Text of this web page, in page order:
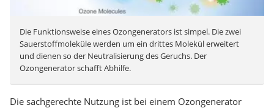
Die Funktionsweise eines Ozongenerators ist simpel. Die zwei
Sauerstoffmoleküle werden um ein drittes Molekül erweitert
und dienen so der Neutralisierung des Geruchs. Der
Ozongenerator schafft Abhilfe.
Die sachgerechte Nutzung ist bei einem Ozongenerator